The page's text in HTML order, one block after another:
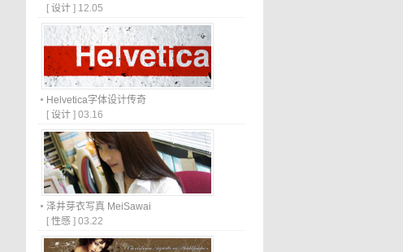
[ 设计 ] 12.05
Helvetica字体设计传奇
[ 设计 ] 03.16
泽井芽衣写真 MeiSawai
[ 性感 ] 03.22